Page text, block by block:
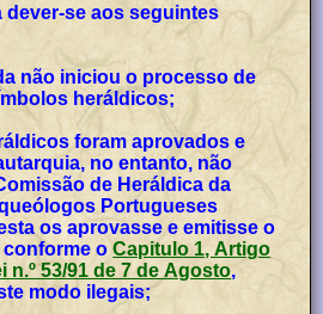
dever-se aos seguintes
não iniciou o processo de
heráldicos;
foram aprovados e
no entanto, não
de Heráldica da
Portugueses
os aprovasse e emitisse o
conforme oCapitulo 1, Artigo
n.º 53/91 de 7 de Agosto,
modo ilegais;